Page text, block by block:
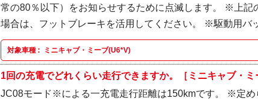
常の80％以下）をお知らせするために点滅します。 ※上記
場合は、フットブレーキを活用してください。 ※駆動用バ
対象車種 : ミニキャブ・ミーブ(U6*V)
1回の充電でどれくらい走行できますか。［ミニキャブ・ミ
JC08モード※による一充電走行距離は150kmです。 ※定め